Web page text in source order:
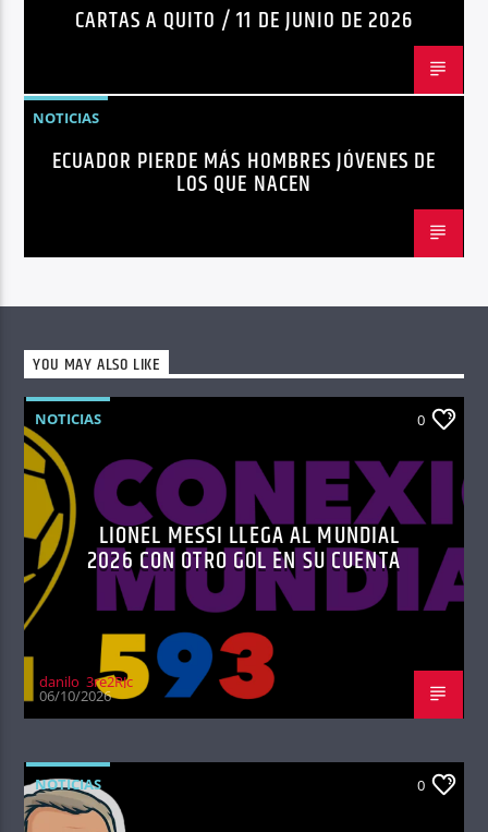
CARTAS A QUITO / 11 DE JUNIO DE 2026
NOTICIAS
ECUADOR PIERDE MÁS HOMBRES JÓVENES DE
LOS QUE NACEN
YOU MAY ALSO LIKE
NOTICIAS 0
LIONEL MESSI LLEGA AL MUNDIAL
2026 CON OTRO GOL EN SU CUENTA
danilo_3re2RJc
06/10/2026
NOTICIAS 0